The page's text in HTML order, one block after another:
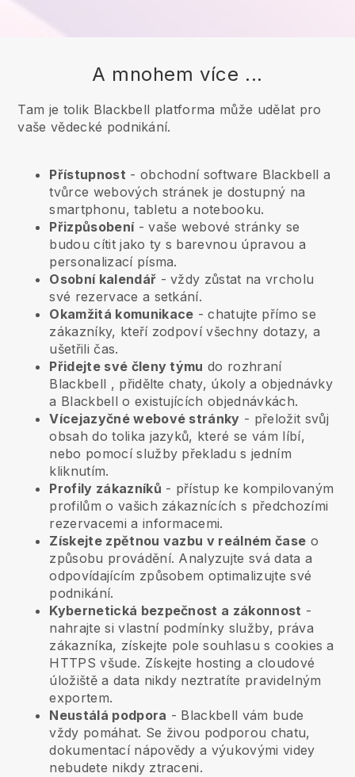
A mnohem více ...
Tam je tolik Blackbell platforma může udělat pro
vaše vědecké podnikání.
Přístupnost - obchodní software Blackbell a
tvůrce webových stránek je dostupný na
smartphonu, tabletu a notebooku.
Přizpůsobení- vaše webové stránky se
budou cítit jako ty s barevnou úpravou a
personalizací písma.
Osobní kalendář - vždy zůstat na vrcholu
své rezervace a setkání.
Okamžitá komunikace - chatujte přímo se
zákazníky, kteří zodpoví všechny dotazy, a
ušetřili čas.
Přidejte své členy týmu do rozhraní
Blackbell , přidělte chaty, úkoly a objednávky
a Blackbell o existujících objednávkách.
Vícejazyčné webové stránky - přeložit svůj
obsah do tolika jazyků, které se vám líbí,
nebo pomocí služby překladu s jedním
kliknutím.
Profily zákazníků - přístup ke kompilovaným
profilům o vašich zákaznících s předchozími
rezervacemi a informacemi.
Získejte zpětnou vazbu v reálném čase o
způsobu provádění. Analyzujte svá data a
odpovídajícím způsobem optimalizujte své
podnikání.
Kybernetická bezpečnost a zákonnost -
nahrajte si vlastní podmínky služby, práva
zákazníka, získejte pole souhlasu s cookies a
HTTPS všude. Získejte hosting a cloudové
úložiště a data nikdy neztratíte pravidelným
exportem.
Neustálá podpora - Blackbell vám bude
vždy pomáhat. Se živou podporou chatu,
dokumentací nápovědy a výukovými videy
nebudete nikdy ztraceni.